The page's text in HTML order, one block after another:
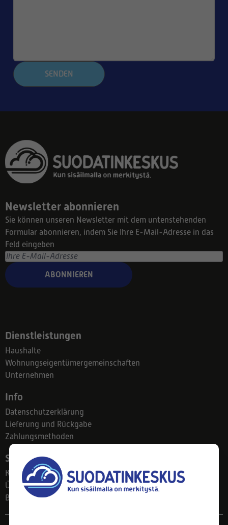
SENDEN
Newsletter abonnieren
Sie können unseren Newsletter mit dem untenstehenden
Formular abonnieren, indem Sie Ihre E-Mail-Adresse in das
Feld eingeben
ABONNIEREN
Dienstleistungen
Haushalte
Wohnungseigentümergemeinschaften
Unternehmen
Info
Datenschutzerklärung
Lieferung und Rückgabe
Zahlungsmethoden
Suodatinkeskus
Kontakt
Über uns
Blog